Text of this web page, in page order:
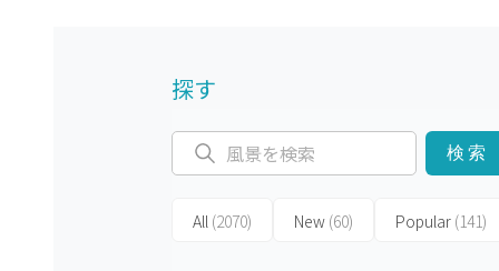
探す
検索
All (2070) New (60) Popular (141)